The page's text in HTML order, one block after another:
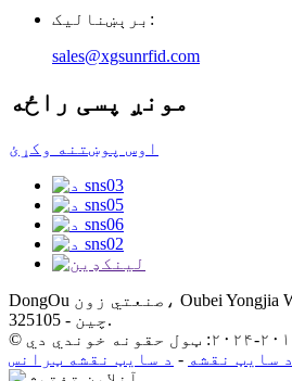
برېښنالیک:
sales@xgsunrfid.com
مونږ پسی راځه
اوس پوښتنه وکړئ
DongOu صنعتي زون، Oubei Yongjia Wenzhou ښار، Zhejiang،
چین - 325105.
د سایټ نقشه - د سایټ نقشه ټرانس